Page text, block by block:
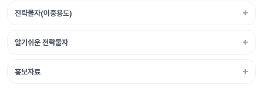
전략물자(이중용도)
알기쉬운 전략물자
홍보자료